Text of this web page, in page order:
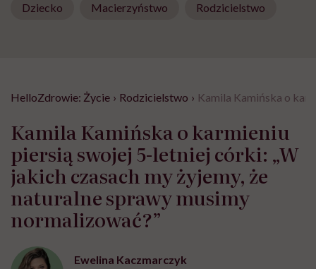
Dziecko Macierzyństwo Rodzicielstwo
HelloZdrowie: Życie › Rodzicielstwo › Kamila Kamińska o
Kamila Kamińska o karmieniu
piersią swojej 5-letniej córki: „W
jakich czasach my żyjemy, że
naturalne sprawy musimy
normalizować?”
Ewelina Kaczmarczyk